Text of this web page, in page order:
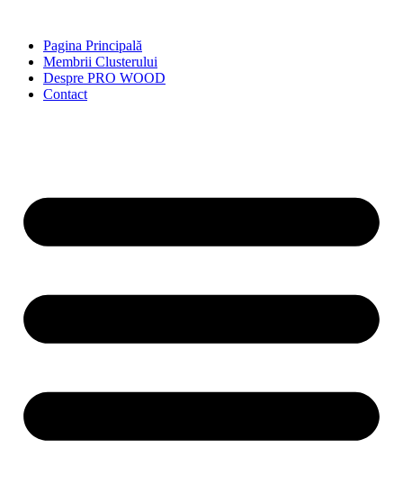
contentPagina Principală
Membrii Clusterului
Despre PRO WOOD
Contact